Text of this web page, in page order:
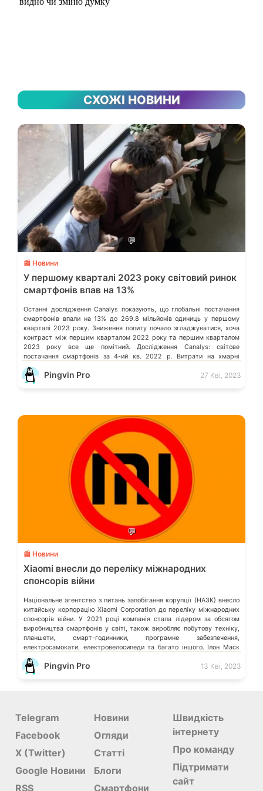
СХОЖІ НОВИНИ
💬
📰 Новини
У першому кварталі 2023 року світовий ринок
смартфонів впав на 13%
Останні дослідження Canalys показують, що глобальні постачання
смартфонів впали на 13% до 269.8 мільйонів одиниць у першому
кварталі 2023 року. Зниження попиту почало згладжуватися, хоча
контраст між першим кварталом 2022 року та першим кварталом
2023 року все ще помітний. Дослідження Canalys: світове
постачання смартфонів за 4-ий кв. 2022 р. Витрати на хмарні
послуги в усьому […]
Pingvin Pro 27 Кві, 2023
💬
📰 Новини
Xiaomi внесли до переліку міжнародних
спонсорів війни
Національне агентство з питань запобігання корупції (НАЗК) внесло
китайську корпорацію Xiaomi Corporation до переліку міжнародних
спонсорів війни. У 2021 році компанія стала лідером за обсягом
виробництва смартфонів у світі, також виробляє побутову техніку,
планшети, смарт-годинники, програмне забезпечення,
електросамокати, електровелосипеди та багато іншого. Ілон Маск
відмовився видаляти твіт мєдвєдєва про «зникнення України»
Microsoft більше не обслуговує […]
Pingvin Pro 13 Кві, 2023
Telegram
Facebook
X (Twitter)
Google Новини
RSS
Новини
Огляди
Статті
Блоги
Смартфони
Швидкість
інтернету
Про команду
Підтримати
сайт